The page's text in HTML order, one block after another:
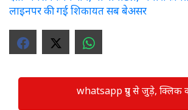
लाइनपर की गई शिकायत सब बेअसर
whatsapp ग्रुप से जुड़े, क्लिक